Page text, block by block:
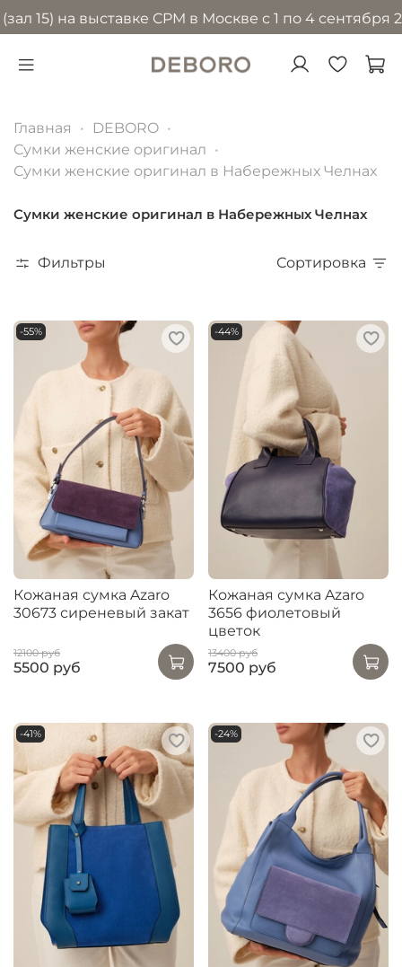
выставке CPM в Москве с 1 по 4 сентября 2026
Главная
DEBORO
Сумки женские оригинал
Сумки женские оригинал в Набережных Челнах
Сумки женские оригинал в Набережных Челнах
Фильтры Сортировка
-55%
Кожаная сумка Azaro
30673 сиреневый закат
12100 руб
5500 руб
-44%
Кожаная сумка Azaro
3656 фиолетовый
цветок
13400 руб
7500 руб
-41% -24%